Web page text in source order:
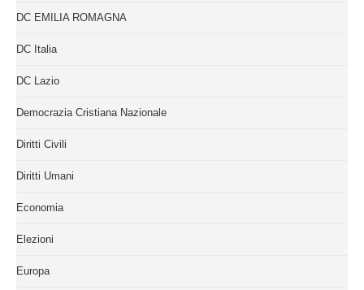
DC EMILIA ROMAGNA
DC Italia
DC Lazio
Democrazia Cristiana Nazionale
Diritti Civili
Diritti Umani
Economia
Elezioni
Europa